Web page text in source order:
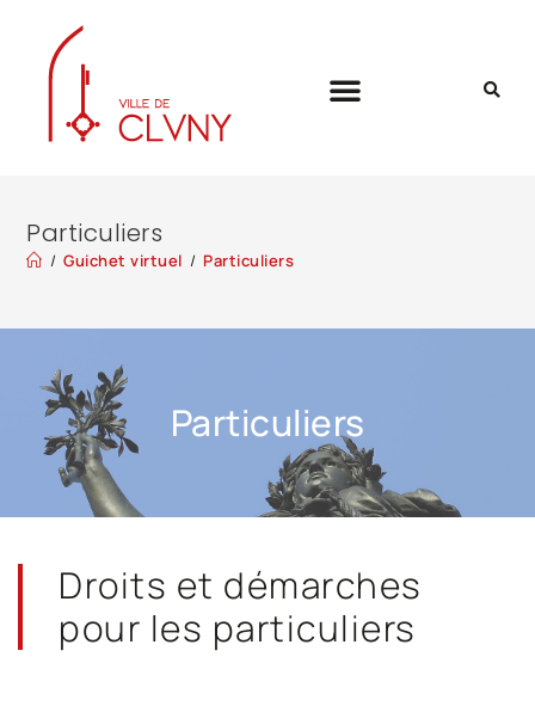
Particuliers
/ Guichet virtuel / Particuliers
Particuliers
Droits et démarches
pour les particuliers